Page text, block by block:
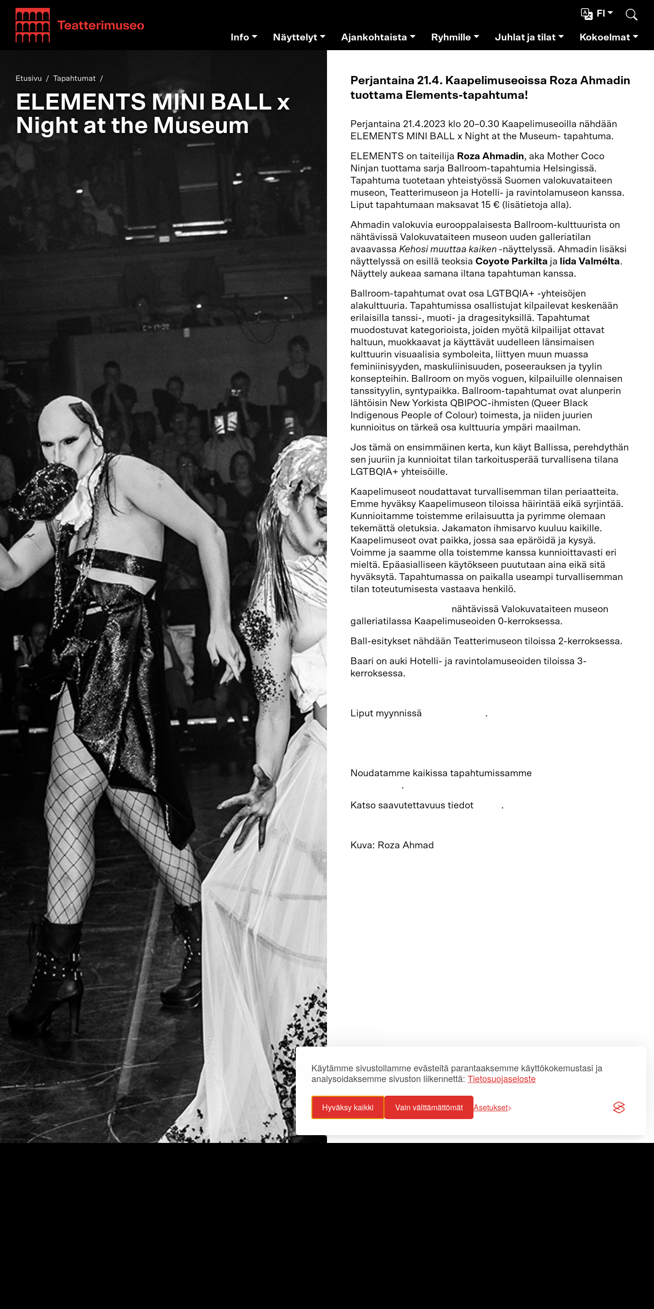
Käytämme sivustollamme evästeitä parantaaksemme käyttökokemustasi ja
analysoidaksemme sivuston liikennettä: Tietosuojaseloste
Hyväksy kaikki Vain välttämättömät Asetukset
Teatterimuseo FI
Info Näyttelyt Ajankohtaista Ryhmille Juhlat ja tilat Kokoelmat
Etusivu Tapahtumat
ELEMENTS MINI BALL x
Night at the Museum
Perjantaina 21.4. Kaapelimuseoissa Roza Ahmadin
tuottama Elements-tapahtuma!
Perjantaina 21.4.2023 klo 20–0.30 Kaapelimuseoilla nähdään
ELEMENTS MINI BALL x Night at the Museum- tapahtuma.
ELEMENTS on taiteilija Roza Ahmadin, aka Mother Coco
Ninjan tuottama sarja Ballroom-tapahtumia Helsingissä.
Tapahtuma tuotetaan yhteistyössä Suomen valokuvataiteen
museon, Teatterimuseon ja Hotelli- ja ravintolamuseon kanssa.
Liput tapahtumaan maksavat 15 € (lisätietoja alla).
Ahmadin valokuvia eurooppalaisesta Ballroom-kulttuurista on
nähtävissä Valokuvataiteen museon uuden galleriatilan
avaavassa Kehosi muuttaa kaiken -näyttelyssä. Ahmadin lisäksi
näyttelyssä on esillä teoksia Coyote Parkilta ja Iida Valmélta.
Näyttely aukeaa samana iltana tapahtuman kanssa.
Ballroom-tapahtumat ovat osa LGTBQIA+ -yhteisöjen
alakulttuuria. Tapahtumissa osallistujat kilpailevat keskenään
erilaisilla tanssi-, muoti- ja dragesityksillä. Tapahtumat
muodostuvat kategorioista, joiden myötä kilpailijat ottavat
haltuun, muokkaavat ja käyttävät uudelleen länsimaisen
kulttuurin visuaalisia symboleita, liittyen muun muassa
feminiinisyyden, maskuliinisuuden, poseerauksen ja tyylin
konsepteihin. Ballroom on myös voguen, kilpailuille olennaisen
tanssityylin, syntypaikka. Ballroom-tapahtumat ovat alunperin
lähtöisin New Yorkista QBIPOC-ihmisten (Queer Black
Indigenous People of Colour) toimesta, ja niiden juurien
kunnioitus on tärkeä osa kulttuuria ympäri maailman.
Jos tämä on ensimmäinen kerta, kun käyt Ballissa, perehdythän
sen juuriin ja kunnioitat tilan tarkoitusperää turvallisena tilana
LGTBQIA+ yhteisöille.
Kaapelimuseot noudattavat turvallisemman tilan periaatteita.
Emme hyväksy Kaapelimuseon tiloissa häirintää eikä syrjintää.
Kunnioitamme toistemme erilaisuutta ja pyrimme olemaan
tekemättä oletuksia. Jakamaton ihmisarvo kuuluu kaikille.
Kaapelimuseot ovat paikka, jossa saa epäröidä ja kysyä.
Voimme ja saamme olla toistemme kanssa kunnioittavasti eri
mieltä. Epäasialliseen käytökseen puututaan aina eikä sitä
hyväksytä. Tapahtumassa on paikalla useampi turvallisemman
tilan toteutumisesta vastaava henkilö.
nähtävissä Valokuvataiteen museon
galleriatilassa Kaapelimuseoiden 0-kerroksessa.
Ball-esitykset nähdään Teatterimuseon tiloissa 2-kerroksessa.
Baari on auki Hotelli- ja ravintolamuseoiden tiloissa 3-
kerroksessa.
Liput myynnissä .
Noudatamme kaikissa tapahtumissamme
.
Katso saavutettavuus tiedot .
Kuva: Roza Ahmad